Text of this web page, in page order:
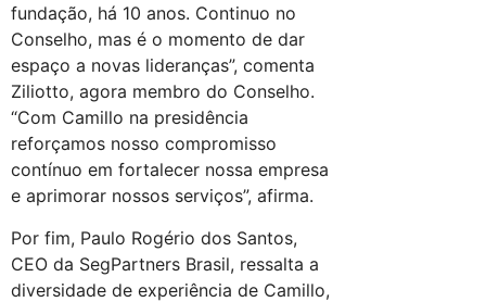
fundação, há 10 anos. Continuo no
Conselho, mas é o momento de dar
espaço a novas lideranças”, comenta
Ziliotto, agora membro do Conselho.
“Com Camillo na presidência
reforçamos nosso compromisso
contínuo em fortalecer nossa empresa
e aprimorar nossos serviços”, afirma.
Por fim, Paulo Rogério dos Santos,
CEO da SegPartners Brasil, ressalta a
diversidade de experiência de Camillo,